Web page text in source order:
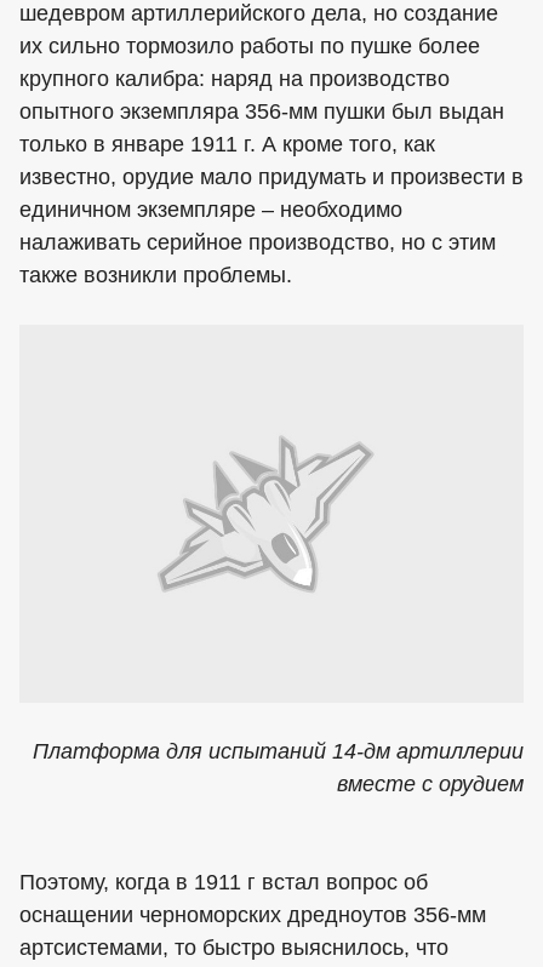
шедевром артиллерийского дела, но создание
их сильно тормозило работы по пушке более
крупного калибра: наряд на производство
опытного экземпляра 356-мм пушки был выдан
только в январе 1911 г. А кроме того, как
известно, орудие мало придумать и произвести в
единичном экземпляре – необходимо
налаживать серийное производство, но с этим
также возникли проблемы.
Платформа для испытаний 14-дм артиллерии
вместе с орудием
Поэтому, когда в 1911 г встал вопрос об
оснащении черноморских дредноутов 356-мм
артсистемами, то быстро выяснилось, что